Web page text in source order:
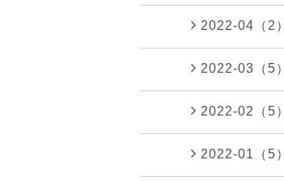
2022-04（2）
2022-03（5）
2022-02（5）
2022-01（5）